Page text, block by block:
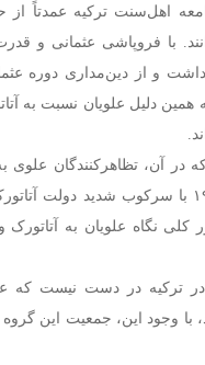
اهل‌سنت ترکیه عمدتاً
با فروپاشی عثمانی و
و از دین‌مداری دوره
به همین دلیل علویان نسبت
کردهای علوی در سال ۳۸ ـ ۱۹۳۷ با سرکوب
کلی نگاه علویان به
در ترکیه در دست نیست که